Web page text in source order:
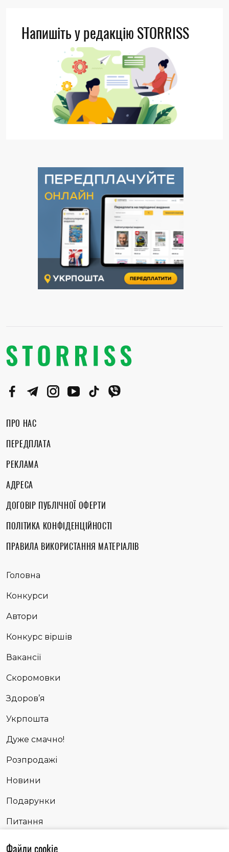
Напишіть у редакцію STORRISS
ПРО НАС
ПЕРЕДПЛАТА
РЕКЛАМА
АДРЕСА
ДОГОВІР ПУБЛІЧНОЇ ОФЕРТИ
ПОЛІТИКА КОНФІДЕНЦІЙНОСТІ
ПРАВИЛА ВИКОРИСТАННЯ МАТЕРІАЛІВ
Головна
Конкурси
Автори
Конкурс віршів
Вакансії
Скоромовки
Здоров’я
Укрпошта
Дуже смачно!
Розпродажі
Новини
Подарунки
Питання
Сповідь
Файли cookie